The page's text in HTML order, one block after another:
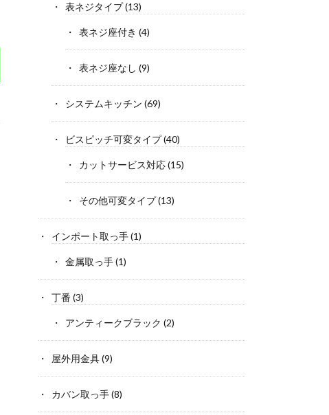
表ネジタイプ(13)
表ネジ座付き (4)
表ネジ座なし (9)
システムキッチン (69)
ビスピッチ可変タイプ(40)
カットサービス対応(15)
その他可変タイプ(13)
インポート取っ手(1)
金属取っ手(1)
丁番 (3)
アンティークブラック (2)
屋外用金具(9)
カバン取っ手(8)